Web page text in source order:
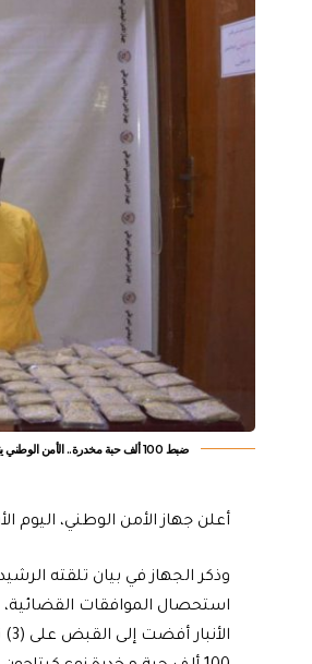
ضبط 100 ألف حبة مخدرة.. الأمن الوطني ينفذ عملية نوعية في الأنبار
أعلن جهاز الأمن الوطني، اليوم الأربعاء، عن ضبط
وذكر الجهاز في بيان تلقته
استحصال الموافقات